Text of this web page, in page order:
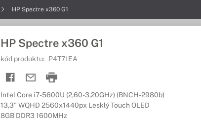
HP Spectre x360 G1
HP Spectre x360 G1
kód produktu: P4T71EA
Intel Core i7-5600U (2,60-3,20GHz) (BNCH-2980b)
13,3" WQHD 2560x1440px Lesklý Touch OLED
8GB DDR3 1600MHz